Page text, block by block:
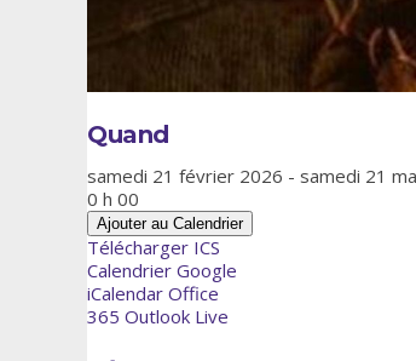
Quand
samedi 21 février 2026 - samedi 21
0 h 00
Ajouter au Calendrier
Télécharger ICS
Calendrier Google
iCalendar Office
365 Outlook Live